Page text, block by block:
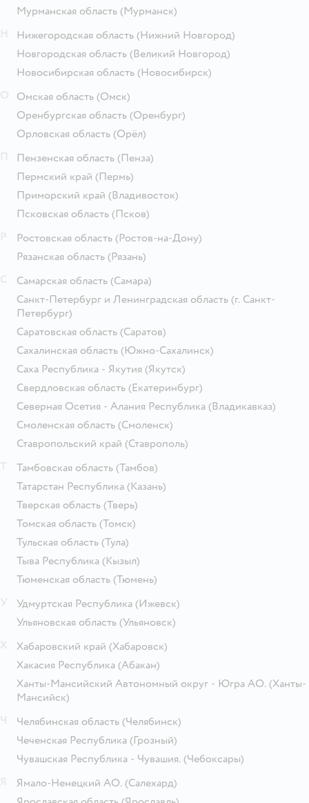
Мурманская область (Мурманск)
Нижегородская область (Нижний Новгород)
Новгородская область (Великий Новгород)
Новосибирская область (Новосибирск)
Омская область (Омск)
Оренбургская область (Оренбург)
Орловская область (Орёл)
Пензенская область (Пенза)
Пермский край (Пермь)
Приморский край (Владивосток)
Псковская область (Псков)
Ростовская область (Ростов-на-Дону)
Рязанская область (Рязань)
Самарская область (Самара)
Санкт-Петербург и Ленинградская область (г. Санкт-
Петербург)
Саратовская область (Саратов)
Сахалинская область (Южно-Сахалинск)
Саха Республика - Якутия (Якутск)
Свердловская область (Екатеринбург)
Северная Осетия - Алания Республика (Владикавказ)
Смоленская область (Смоленск)
Ставропольский край (Ставрополь)
Тамбовская область (Тамбов)
Татарстан Республика (Казань)
Тверская область (Тверь)
Томская область (Томск)
Тульская область (Тула)
Тыва Республика (Кызыл)
Тюменская область (Тюмень)
Удмуртская Республика (Ижевск)
Ульяновская область (Ульяновск)
Хабаровский край (Хабаровск)
Хакасия Республика (Абакан)
Ханты-Мансийский Автономный округ - Югра АО. (Ханты-
Мансийск)
Челябинская область (Челябинск)
Чеченская Республика (Грозный)
Чувашская Республика - Чувашия. (Чебоксары)
Ямало-Ненецкий АО. (Салехард)